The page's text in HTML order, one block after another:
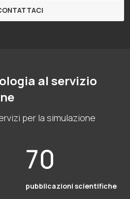
al servizio
per la simulazione
70
pubblicazioni scientifiche